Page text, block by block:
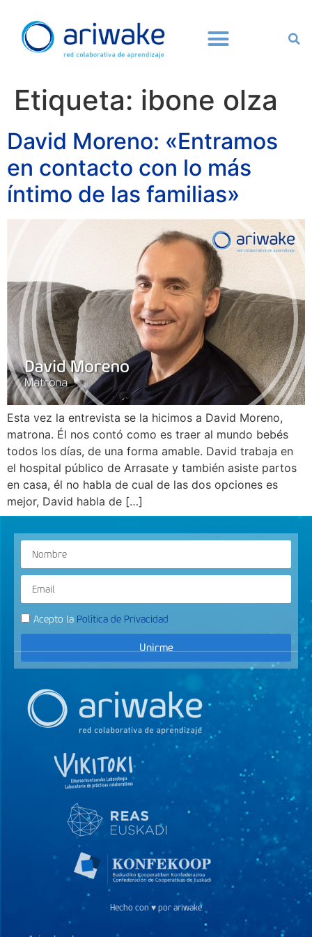
Etiqueta: ibone olza
David Moreno: «Entramos
en contacto con lo más
íntimo de las familias»
Esta vez la entrevista se la hicimos a David Moreno,
matrona. Él nos contó como es traer al mundo bebés
todos los días, de una forma amable. David trabaja en
el hospital público de Arrasate y también asiste partos
en casa, él no habla de cual de las dos opciones es
mejor, David habla de […]
Acepto la Política de Privacidad
Unirme
Hecho con ♥ por ariwake